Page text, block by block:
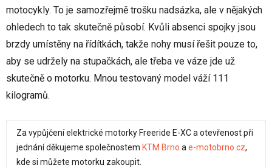
motocykly. To je samozřejmě trošku nadsázka, ale v nějakých
ohledech to tak skutečně působí. Kvůli absenci spojky jsou
brzdy umístěny na řídítkách, takže nohy musí řešit pouze to,
aby se udržely na stupačkách, ale třeba ve váze jde už
skutečně o motorku. Mnou testovaný model váží 111
kilogramů.
Za vypůjčení elektrické motorky Freeride E-XC a otevřenost při
jednání děkujeme společnostem KTM Brno ae-motobrno.cz,
kde si můžete motorku zakoupit.